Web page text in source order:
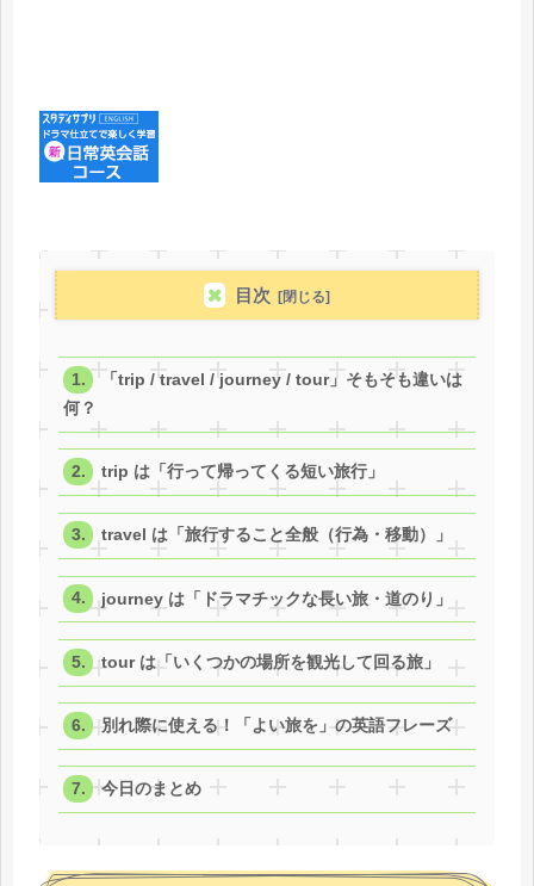
目次
「trip / travel / journey / tour」そもそも違いは
何？
trip は「行って帰ってくる短い旅行」
travel は「旅行すること全般（行為・移動）」
journey は「ドラマチックな長い旅・道のり」
tour は「いくつかの場所を観光して回る旅」
別れ際に使える！「よい旅を」の英語フレーズ
今日のまとめ